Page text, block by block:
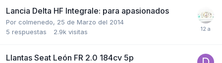
Lancia Delta HF Integrale: para apasionados
Por colmenedo, 25 de Marzo del 2014
5 respuestas 2.9k visitas
Llantas Seat León FR 2.0 184cv 5p